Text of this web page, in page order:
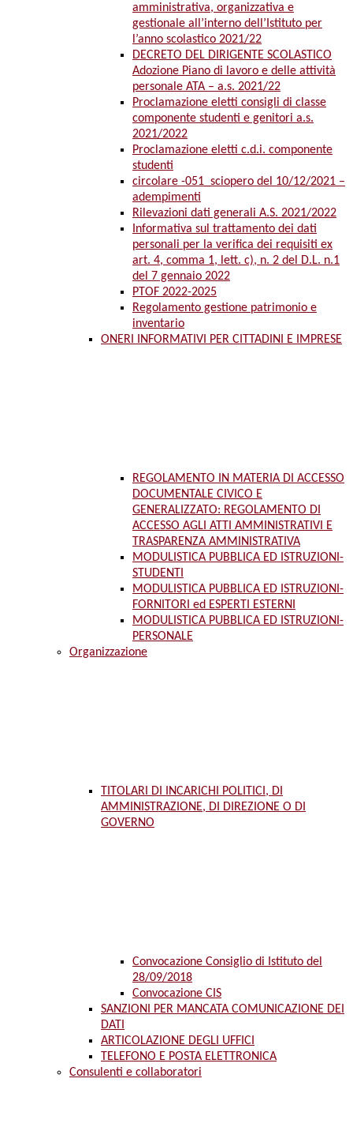
amministrativa, organizzativa e
gestionale all’interno dell’Istituto per
l’anno scolastico 2021/22
DECRETO DEL DIRIGENTE SCOLASTICO
Adozione Piano di lavoro e delle attività
personale ATA – a.s. 2021/22
Proclamazione eletti consigli di classe
componente studenti e genitori a.s.
2021/2022
Proclamazione eletti c.d.i. componente
studenti
circolare -051_sciopero del 10/12/2021 –
adempimenti
Rilevazioni dati generali A.S. 2021/2022
Informativa sul trattamento dei dati
personali per la verifica dei requisiti ex
art. 4, comma 1, lett. c), n. 2 del D.L. n.1
del 7 gennaio 2022
PTOF 2022-2025
Regolamento gestione patrimonio e
inventario
ONERI INFORMATIVI PER CITTADINI E IMPRESE
REGOLAMENTO IN MATERIA DI ACCESSO
DOCUMENTALE CIVICO E
GENERALIZZATO: REGOLAMENTO DI
ACCESSO AGLI ATTI AMMINISTRATIVI E
TRASPARENZA AMMINISTRATIVA
MODULISTICA PUBBLICA ED ISTRUZIONI-
STUDENTI
MODULISTICA PUBBLICA ED ISTRUZIONI-
FORNITORI ed ESPERTI ESTERNI
MODULISTICA PUBBLICA ED ISTRUZIONI-
PERSONALE
Organizzazione
TITOLARI DI INCARICHI POLITICI, DI
AMMINISTRAZIONE, DI DIREZIONE O DI
GOVERNO
Convocazione Consiglio di Istituto del
28/09/2018
Convocazione CIS
SANZIONI PER MANCATA COMUNICAZIONE DEI
DATI
ARTICOLAZIONE DEGLI UFFICI
TELEFONO E POSTA ELETTRONICA
Consulenti e collaboratori